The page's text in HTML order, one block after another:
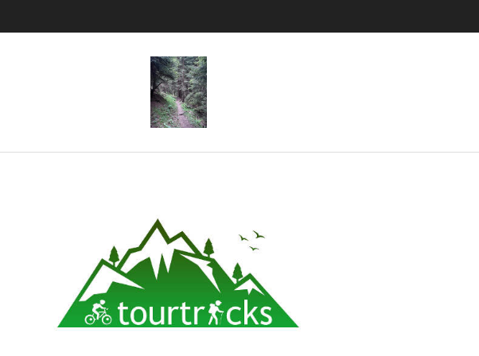
Tourtricks.de